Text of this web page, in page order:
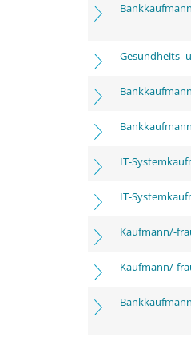
Gesundheits-
IT-
IT-
Kaufmann/-
Kaufmann/-